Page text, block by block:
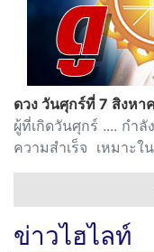
ดวง วันศุกร์ที่ 7 สิงหา
ผู้ที่เกิดวันศุกร์ .... กำ
ความสำเร็จ เหมาะใ
ข่าวไฮไลท์